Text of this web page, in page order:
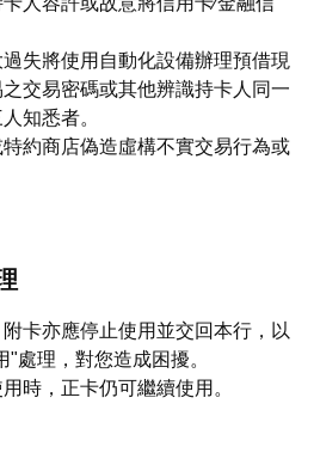
失將使用自動化設備辦理預借現
交易密碼或其他辨識持卡人同一
知悉者。
約商店偽造虛構不實交易行為或
卡亦應停止使用並交回本行，以
"處理，對您造成困擾。
時，正卡仍可繼續使用。